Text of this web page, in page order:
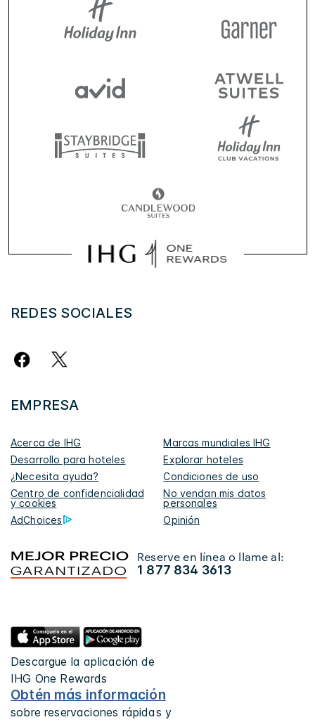
REDES SOCIALES
EMPRESA
Acerca de IHG
Marcas mundiales IHG
Desarrollo para hoteles
Explorar hoteles
¿Necesita ayuda?
Condiciones de uso
Centro de confidencialidad
y cookies
No vendan mis datos
personales
AdChoices
Opinión
Reserve en línea o llame al:
1 877 834 3613
Descargue la aplicación de
IHG One Rewards
Obtén más información
sobre reservaciones rápidas y